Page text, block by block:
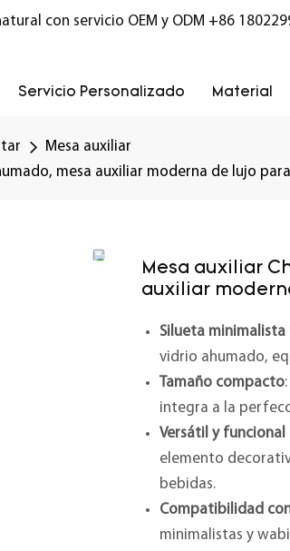
con servicio OEM y ODM +86
Servicio Personalizado Material
Mesa auxiliar
mesa auxiliar moderna de lujo
Mesa auxiliar
auxiliar
Silueta minimalista
vidrio ahumado,
Tamaño compacto
integra a la
Versátil y funcional
elemento
bebidas.
Compatibilidad
minimalistas y